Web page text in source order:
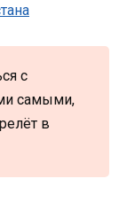
с
самыми,
в